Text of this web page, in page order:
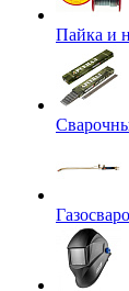
Пайка и